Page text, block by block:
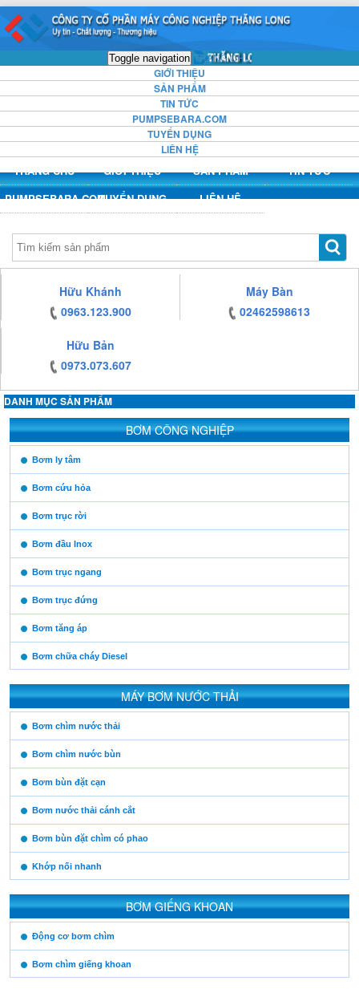
https:/www.high-
endrolex.com/13
https:/www.high-
endrolex.com/13
https:/www.high-
endrolex.com/13
https:/www.high-
endrolex.com/13
Toggle navigation TRANG CHỦ
GIỚI THIỆU
SẢN PHẨM
TIN TỨC
PUMPSEBARA.COM
TUYỂN DỤNG
LIÊN HỆ
TRANG CHỦ GIỚI THIỆU SẢN PHẨM
TIN TỨC
PUMPSEBARA.COMTUYỂN DỤNG LIÊN HỆ
endrolex.com/13Hữu Khánh
0963.123.900
Máy Bàn
02462598613
Hữu Bản
0973.073.607
DANH MỤC SẢN PHẨM
https:/www.high-
endrolex.com/13
BƠM CÔNG NGHIỆP
https:/www.high-
endrolex.com/13
Bơm ly tâm
Bơm cứu hỏa
Bơm trục rời
Bơm đầu Inox
Bơm trục ngang
Bơm trục đứng
Bơm tăng áp
Bơm chữa cháy Diesel
MÁY BƠM NƯỚC THẢI
https:/www.high-
endrolex.com/13
Bơm chìm nước thải
Bơm chìm nước bùn
Bơm bùn đặt cạn
Bơm nước thải cánh cắt
Bơm bùn đặt chìm có phao
Khớp nối nhanh
BƠM GIẾNG KHOAN
https:/www.high-
endrolex.com/13
Động cơ bơm chìm
Bơm chìm giếng khoan